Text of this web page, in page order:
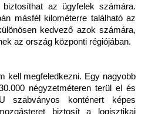
biztosíthat az ügyfelek számára.
másfél kilométerre található az
kedvező azok számára,
az ország központi régiójában.
kell megfeledkezni. Egy nagyobb
négyzetméteren terül el és
szabványos konténert képes
biztosít a logisztikai